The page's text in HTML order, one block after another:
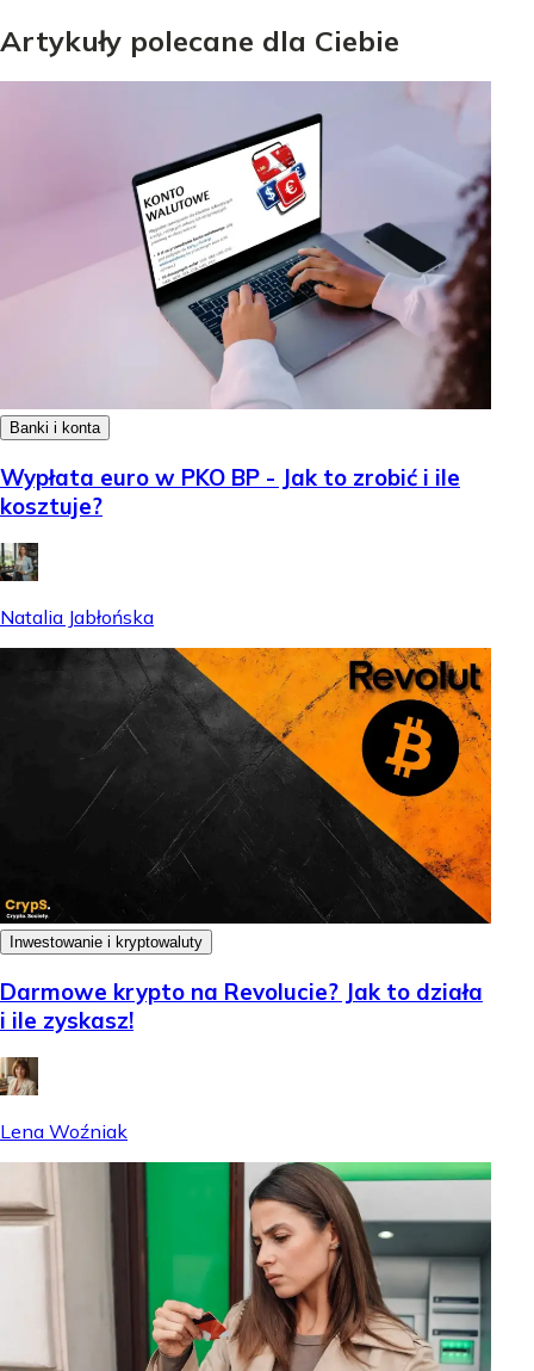
Artykuły polecane dla Ciebie
Banki i konta
Wypłata euro w PKO BP - Jak to zrobić i ile
kosztuje?
Natalia Jabłońska
Inwestowanie i kryptowaluty
Darmowe krypto na Revolucie? Jak to działa
i ile zyskasz!
Lena Woźniak